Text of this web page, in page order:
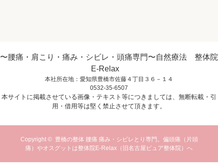
〜腰痛・肩こり・痛み・シビレ・頭痛専門〜自然療法 整体院
E-Relax
本社所在地：愛知県豊橋市佐藤４丁目３６－１４
0532-35-6507
本サイトに掲載させている画像・テキスト等につきましては、無断転載・引
用・借用等は堅く禁止させて頂きます。
Copyright © 豊橋の整体 腰痛 痛み・シビレとり専門。偏頭痛（片頭
痛）やオスグットは整体院E-Relax（旧名古屋ピュア整体院）へ